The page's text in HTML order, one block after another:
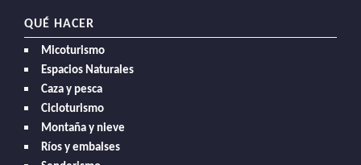
QUÉ HACER
Micoturismo
Espacios Naturales
Caza y pesca
Cicloturismo
Montaña y nieve
Ríos y embalses